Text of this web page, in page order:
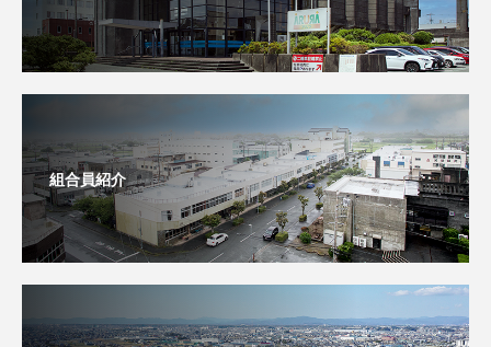
組合員紹介